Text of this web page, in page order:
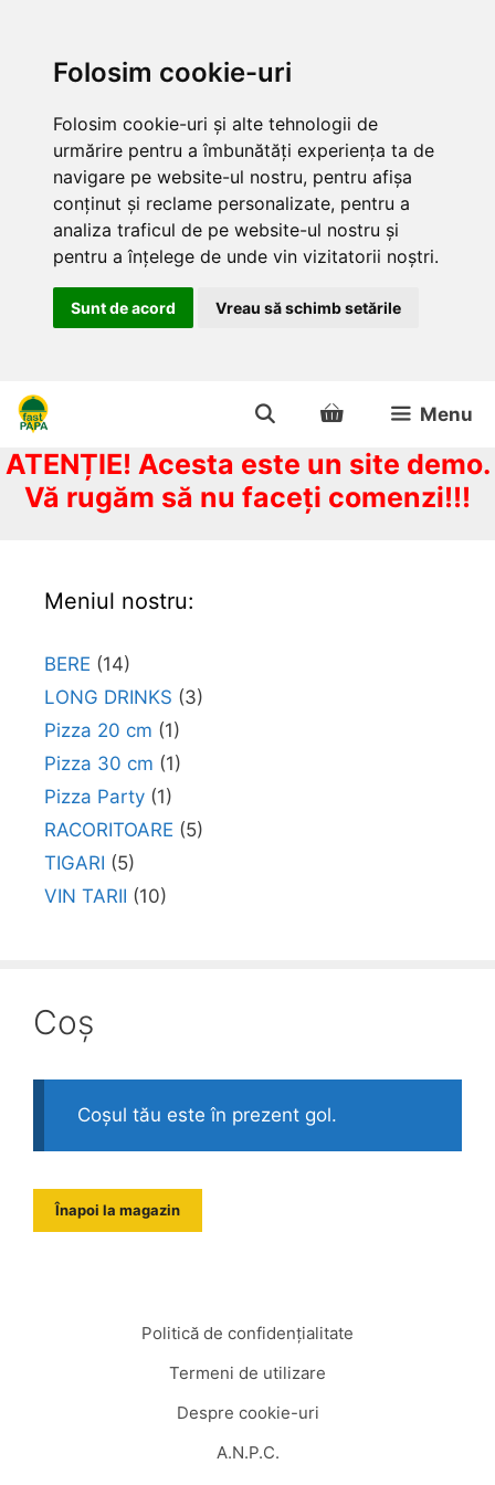
Folosim cookie-uri
Folosim cookie-uri și alte tehnologii de
urmărire pentru a îmbunătăți experiența ta de
navigare pe website-ul nostru, pentru afișa
conținut și reclame personalizate, pentru a
analiza traficul de pe website-ul nostru și
pentru a înțelege de unde vin vizitatorii noștri.
Sunt de acord Vreau să schimb setările
Sari
conținut
Menu
ATENȚIE! Acesta este un site demo.
Vă rugăm să nu faceți comenzi!!!
Coș
Coșul tău este în prezent gol.
Înapoi la magazin
Meniul nostru:
BERE (14)
LONG DRINKS (3)
Pizza 20 cm (1)
Pizza 30 cm (1)
Pizza Party (1)
RACORITOARE (5)
TIGARI (5)
VIN TARII (10)
Politică de confidențialitate
Termeni de utilizare
Despre cookie-uri
A.N.P.C.